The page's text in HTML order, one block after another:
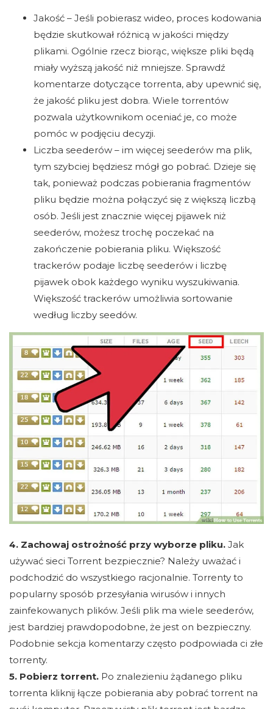
Jakość – Jeśli pobierasz wideo, proces kodowania
będzie skutkował różnicą w jakości między
plikami. Ogólnie rzecz biorąc, większe pliki będą
miały wyższą jakość niż mniejsze. Sprawdź
komentarze dotyczące torrenta, aby upewnić się,
że jakość pliku jest dobra. Wiele torrentów
pozwala użytkownikom oceniać je, co może
pomóc w podjęciu decyzji.
Liczba seederów – im więcej seederów ma plik,
tym szybciej będziesz mógł go pobrać. Dzieje się
tak, ponieważ podczas pobierania fragmentów
pliku będzie można połączyć się z większą liczbą
osób. Jeśli jest znacznie więcej pijawek niż
seederów, możesz trochę poczekać na
zakończenie pobierania pliku. Większość
trackerów podaje liczbę seederów i liczbę
pijawek obok każdego wyniku wyszukiwania.
Większość trackerów umożliwia sortowanie
według liczby seedów.
4. Zachowaj ostrożność przy wyborze pliku. Jak
używać sieci Torrent bezpiecznie? Należy uważać i
podchodzić do wszystkiego racjonalnie. Torrenty to
popularny sposób przesyłania wirusów i innych
zainfekowanych plików. Jeśli plik ma wiele seederów,
jest bardziej prawdopodobne, że jest on bezpieczny.
Podobnie sekcja komentarzy często podpowiada ci złe
torrenty.
5. Pobierz torrent. Po znalezieniu żądanego pliku
torrenta kliknij łącze pobierania aby pobrać torrent na